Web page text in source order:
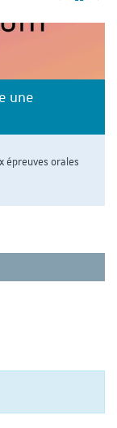
une
épreuves orales